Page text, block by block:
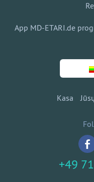
App MD-ETARI.de
Kasa
+49